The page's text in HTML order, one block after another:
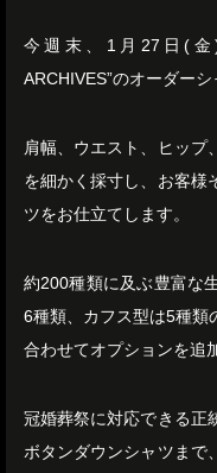
今週末、1月27日(金
ARCHIVES”のオーダー
肩幅、ウエスト、ヒップ
を細かく採寸し、お客様
ツをお仕立てします。
約200種類に及ぶ豊富な
6種類、カフス型は5種類
合わせてオプションを追
冠婚葬祭に対応できる正
ボタンダウンシャツまで